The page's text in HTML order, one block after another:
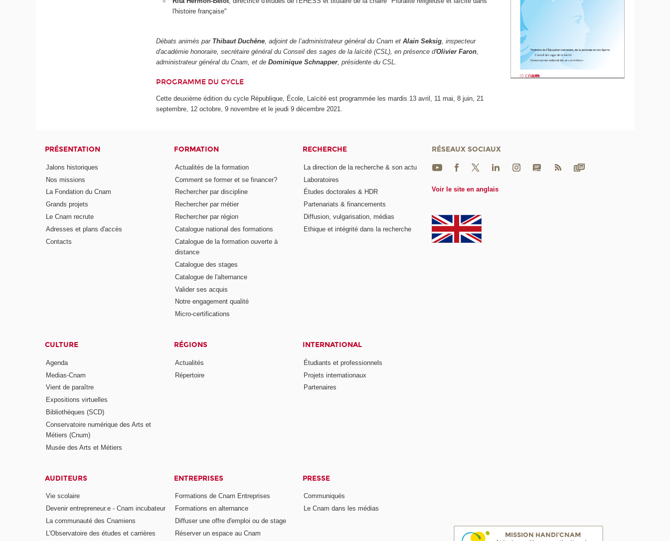
l'histoire française"
Débats animés par Thibaut Duchêne , adjoint de l’administrateur général du Cnam etAlain Seksig , inspecteur
d'académie honoraire, secrétaire général du Conseil des sages de la laïcité (CSL), en présence d'Olivier Faron
administrateur général du Cnam, et deDominique Schnapper, présidente du CSL.
PROGRAMME DU CYCLE
Cette deuxième édition du cycle République, École, Laïcité est programmée les mardis 13 avril, 11 mai, 8 juin, 21
septembre, 12 octobre, 9 novembre et le jeudi 9 décembre 2021.
PRÉSENTATION
Jalons historiques
Nos missions
La Fondation du Cnam
Grands projets
Le Cnam recrute
Adresses et plans d'accès
Contacts
FORMATION
Actualités de la formation
Comment se former et se financer?
Rechercher par discipline
Rechercher par métier
Rechercher par région
Catalogue national des formations
Catalogue de la formation ouverte à
distance
Catalogue des stages
Catalogue de l'alternance
Valider ses acquis
Notre engagement qualité
Micro-certifications
RECHERCHE
La direction de la recherche & son actu
Laboratoires
Études doctorales & HDR
Partenariats & financements
Diffusion, vulgarisation, médias
Ethique et intégrité dans la recherche
CULTURE
Agenda
Medias-Cnam
Vient de paraître
Expositions virtuelles
Bibliothèques (SCD)
Conservatoire numérique des Arts et
Métiers (Cnum)
Musée des Arts et Métiers
RÉGIONS
Actualités
Répertoire
INTERNATIONAL
Étudiants et professionnels
Projets internationaux
Partenaires
AUDITEURS
Vie scolaire
Devenir entrepreneur.e - Cnam incubateur
La communauté des Cnamiens
L'Observatoire des études et carrières
ENTREPRISES
Formations de Cnam Entreprises
Formations en alternance
Diffuser une offre d'emploi ou de stage
Réserver un espace au Cnam
PRESSE
Communiqués
Le Cnam dans les médias
RÉSEAUX SOCIAUX
Voir le site en anglais
MISSION HANDI'CNAM